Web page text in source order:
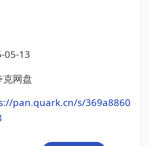
05-13
克网盘
pan.quark.cn/s/369a8860